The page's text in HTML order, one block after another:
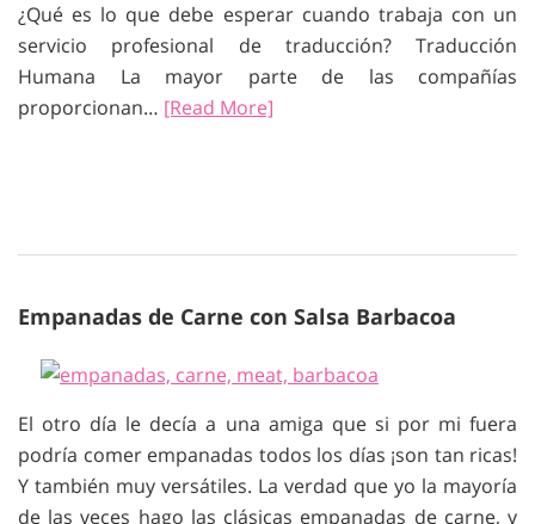
¿Qué es lo que debe esperar cuando trabaja con un
servicio profesional de traducción? Traducción
Humana La mayor parte de las compañías
proporcionan… [Read More]
Empanadas de Carne con Salsa Barbacoa
El otro día le decía a una amiga que si por mi fuera
podría comer empanadas todos los días ¡son tan ricas!
Y también muy versátiles. La verdad que yo la mayoría
de las veces hago las clásicas empanadas de carne, y